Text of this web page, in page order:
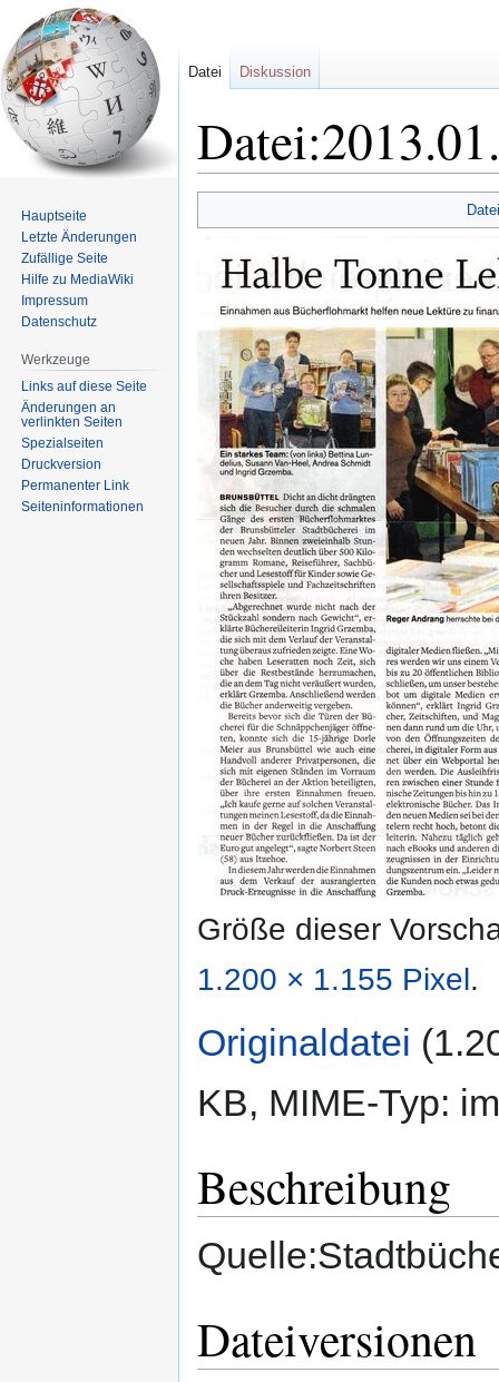
Navigation
Suche
Größe dieser
1.200 × 1.155 Pixel.
Originaldatei
KB, MIME-Typ:
Beschreibung
Dateiversionen
Datei Diskussion
Hauptseite
Letzte Änderungen
Zufällige Seite
Hilfe zu MediaWiki
Impressum
Datenschutz
Werkzeuge
Links auf diese Seite
Änderungen an
verlinkten Seiten
Spezialseiten
Druckversion
Permanenter Link
Seiten­informationen